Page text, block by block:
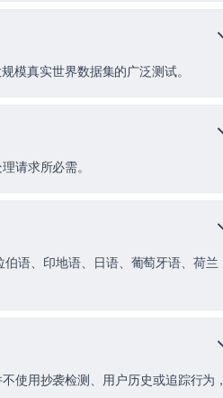
模真实世界数据集的广泛测试。
请求所必需。
语、印地语、日语、葡萄牙语、荷兰
使用抄袭检测、用户历史或追踪行为，